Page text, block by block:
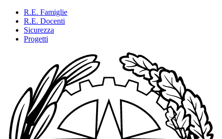
R.E. Famiglie
R.E. Docenti
Sicurezza
Progetti